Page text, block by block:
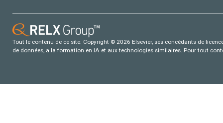
Tout le contenu de ce site: Copyright © 2026 Elsevier, ses concédants de
de données, a la formation en IA et aux technologies similaires. Pour tout